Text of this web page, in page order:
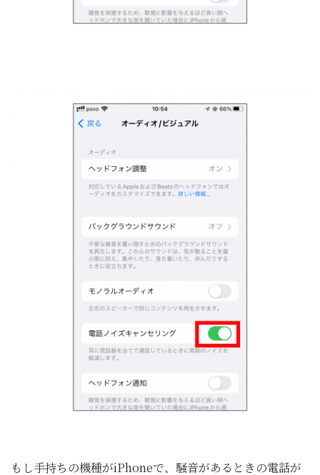
もし手持ちの機種がiPhoneで、騒音があるときの電話が